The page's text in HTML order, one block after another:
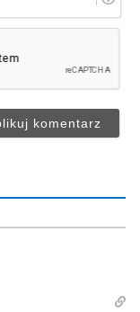
firmie
lokalnej –
m